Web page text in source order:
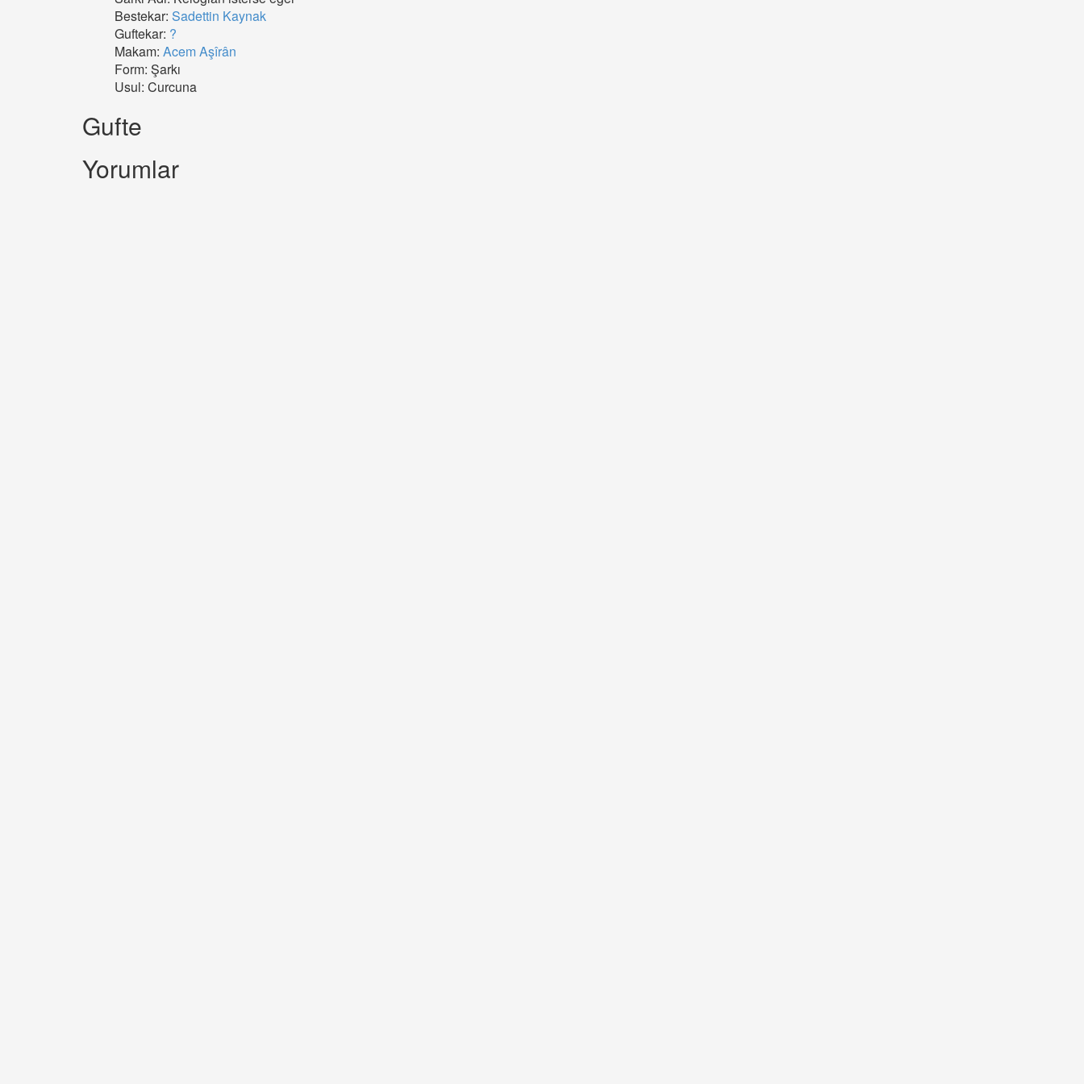
Bestekar: Sadettin Kaynak
Guftekar: ?
Makam: Acem Aşîrân
Form: Şarkı
Usul: Curcuna
Gufte
Yorumlar